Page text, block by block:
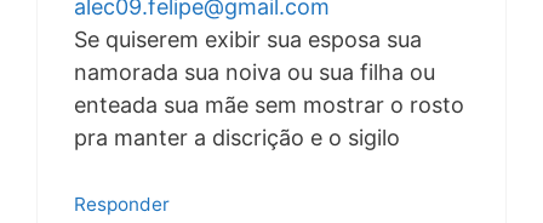
alec09.felipe@gmail.com
Se quiserem exibir sua esposa sua
namorada sua noiva ou sua filha ou
enteada sua mãe sem mostrar o rosto
pra manter a discrição e o sigilo
Responder